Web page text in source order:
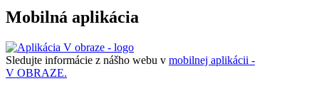
Mobilná aplikácia
Sledujte informácie z nášho webu v mobilnej aplikácii -
V OBRAZE.